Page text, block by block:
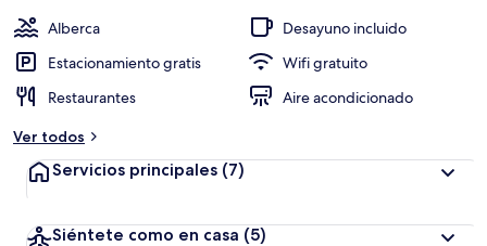
Alberca
Desayuno incluido
Estacionamiento gratis
Wifi gratuito
Restaurantes
Aire acondicionado
Ver todos
Servicios principales (7)
Siéntete como en casa (5)